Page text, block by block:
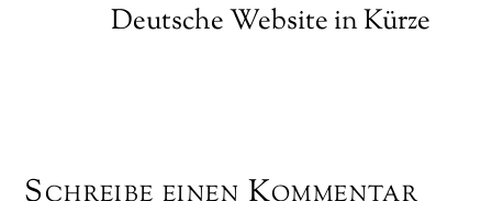
Deutsche Website in Kürze